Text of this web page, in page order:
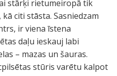
stārķi rietumeiropā tik
citi stāsta. Sasniedzam
ir viena īstena
daļu ieskauj labi
– mazas un šauras.
stūris varētu kalpot